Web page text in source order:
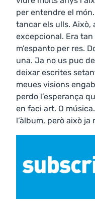
per entendre el
tancar els ulls. Això,
excepcional. Era
m’espanto per res.
una. Ja no us puc
deixar escrites
meues visions
perdo l’esperança
en faci art. O música.
l’àlbum, però això ja